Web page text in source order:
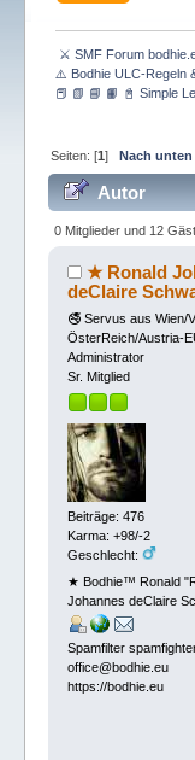
⚔ SMF Forum
⚠️ Bodhie ULC-Regeln
📕 📗 📘 📙 📓 Simple
Seiten: [1] Nach unten
Autor
(Gelesen 85605
0 Mitglieder und 12
★ Ronald
deClaire
🚭 Servus aus Wien/
ÖsterReich/Austria-
Administrator
Sr. Mitglied
Beiträge: 476
Karma: +98/-2
Geschlecht:
★ Bodhie™ Ronald
Johannes deClaire
Spamfilter
office@bodhie.eu
https://bodhie.eu